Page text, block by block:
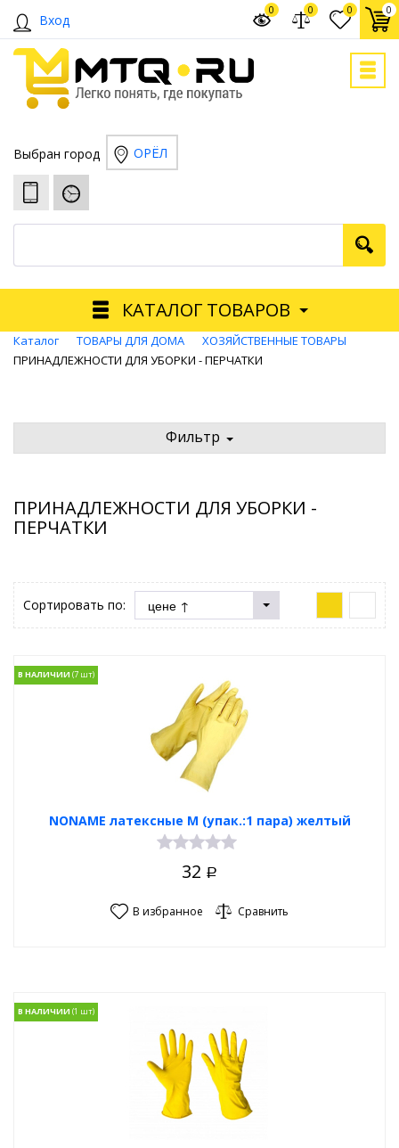
Вход
0 0
0 0
Выбран город ОРЁЛ
КАТАЛОГ ТОВАРОВ
Каталог ТОВАРЫ ДЛЯ ДОМА
ХОЗЯЙСТВЕННЫЕ ТОВАРЫ
ПРИНАДЛЕЖНОСТИ ДЛЯ УБОРКИ - ПЕРЧАТКИ
Фильтр
ПРИНАДЛЕЖНОСТИ ДЛЯ УБОРКИ -
ПЕРЧАТКИ
Сортировать по:
NONAME латексные M (упак.:1 пара) желтый
В НАЛИЧИИ
32 Р
В избранное Сравнить
В НАЛИЧИИ